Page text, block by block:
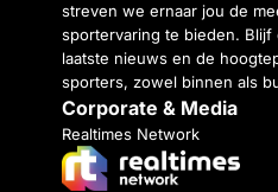
streven we ernaar jou de
sportervaring te bieden.
laatste nieuws en de
sporters, zowel binnen als
Corporate & Media
Realtimes Network